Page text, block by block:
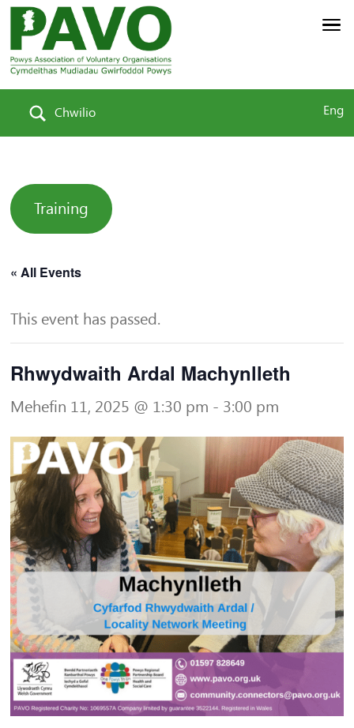
Chwilio Eng
Training
« All Events
This event has passed.
Rhwydwaith Ardal Machynlleth
Mehefin 11, 2025 @ 1:30 pm - 3:00 pm